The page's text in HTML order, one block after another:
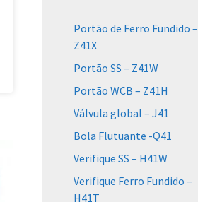
Portão de Ferro Fundido –
Z41X
Portão SS – Z41W
Portão WCB – Z41H
Válvula global – J41
Bola Flutuante -Q41
Verifique SS – H41W
Verifique Ferro Fundido –
H41T